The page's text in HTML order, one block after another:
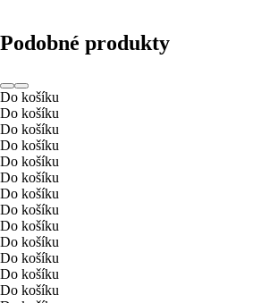
Podobné produkty
Do košíku
Do košíku
Do košíku
Do košíku
Do košíku
Do košíku
Do košíku
Do košíku
Do košíku
Do košíku
Do košíku
Do košíku
Do košíku